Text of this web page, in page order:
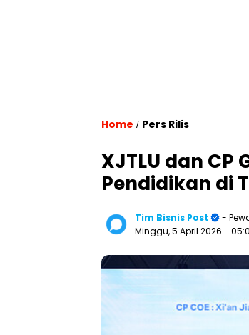
Home / Pers Rilis
XJTLU dan
Pendidikan di
Tim Bisnis Post
-
Minggu, 5 April 2026 -